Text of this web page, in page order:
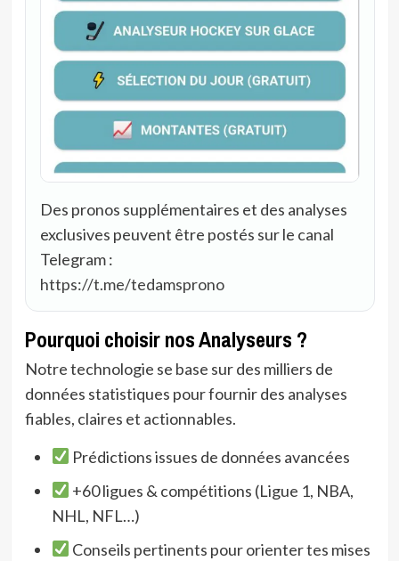
Des pronos supplémentaires et des analyses
exclusives peuvent être postés sur le canal
Telegram :
https://t.me/tedamsprono
Pourquoi choisir nos Analyseurs ?
Notre technologie se base sur des milliers de
données statistiques pour fournir des analyses
fiables, claires et actionnables.
Prédictions issues de données avancées
+60 ligues & compétitions (Ligue 1, NBA,
NHL, NFL…)
Conseils pertinents pour orienter tes mises